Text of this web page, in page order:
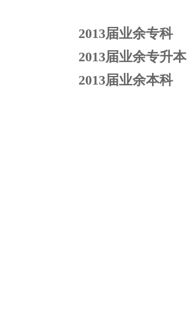
2013届业余专科
2013届业余专升本
2013届业余本科